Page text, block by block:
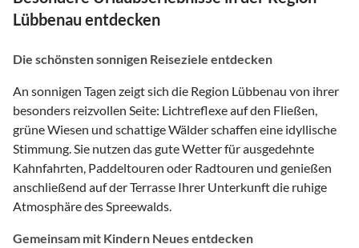
Lübbenau entdecken
Die schönsten sonnigen Reiseziele entdecken
An sonnigen Tagen zeigt sich die Region Lübbenau von ihrer
besonders reizvollen Seite: Lichtreflexe auf den Fließen,
grüne Wiesen und schattige Wälder schaffen eine idyllische
Stimmung. Sie nutzen das gute Wetter für ausgedehnte
Kahnfahrten, Paddeltouren oder Radtouren und genießen
anschließend auf der Terrasse Ihrer Unterkunft die ruhige
Atmosphäre des Spreewalds.
Gemeinsam mit Kindern Neues entdecken